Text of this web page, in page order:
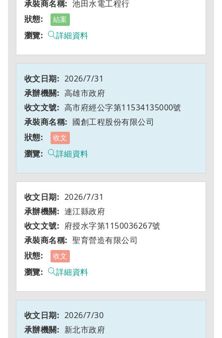
池田水電工程行
結案
詳細資料
2026/7/31
高雄市政府
高市府經公字第11534135000號
國創工程股份有限公司
收文
詳細資料
2026/7/31
連江縣政府
府授水字第1150036267號
聖育營造有限公司
收文
詳細資料
2026/7/30
新北市政府